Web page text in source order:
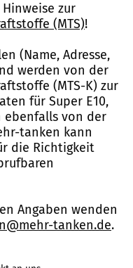
zur
(MTS)!
(Name, Adresse,
werden von der
(MTS-K) zur
für Super E10,
ebenfalls von der
tanken kann
die Richtigkeit
Angaben wenden
tanken.de.